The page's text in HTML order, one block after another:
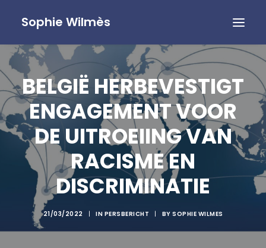
Sophie Wilmès
BELGIË HERBEVESTIGT
ENGAGEMENT VOOR
DE UITROEIING VAN
RACISME EN
DISCRIMINATIE
21/03/2022 | IN PERSBERICHT | BY SOPHIE WILMES